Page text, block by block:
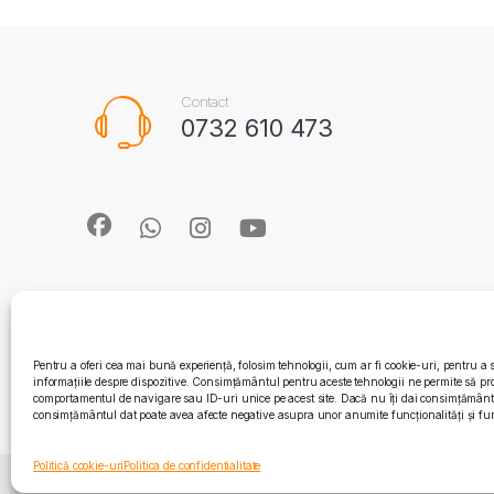
Pentru a oferi cea mai bună experiență, folosim tehnologii, cum ar fi cookie-uri, pentru a
informațiile despre dispozitive. Consimțământul pentru aceste tehnologii ne permite să
comportamentul de navigare sau ID-uri unice pe acest site. Dacă nu îți dai
consimțământul dat poate avea afecte negative asupra unor anumite funcționalități și
Politică cookie-uriPolitica de confidentialitate
Contact
0732 610 473